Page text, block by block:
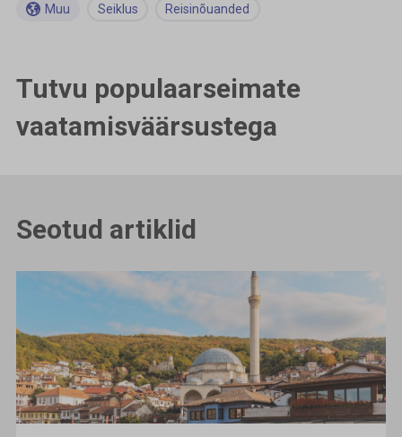
Muu Seiklus Reisinõuanded
Tutvu populaarseimate
vaatamisväärsustega
Seotud artiklid